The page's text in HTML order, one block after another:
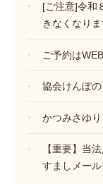
[ご注意]令和
きなくなりま
ご予約は
協会けんぽ
かつみさゆ
【重要】当
すましメー